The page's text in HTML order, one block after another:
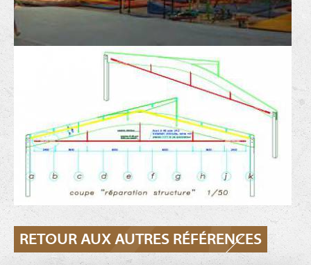
RETOUR AUX AUTRES RÉFÉRENCES